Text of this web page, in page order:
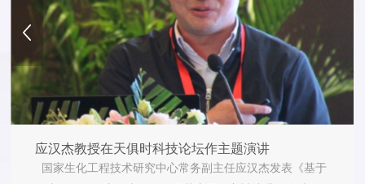
应汉杰教授在天俱时科技论坛作主题演讲